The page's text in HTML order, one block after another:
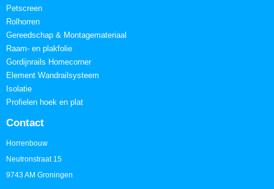
Petscreen
Rolhorren
Gereedschap & Montagemateriaal
Raam- en plakfolie
Gordijnrails Homecorner
Element Wandrailsysteem
Isolatie
Profielen hoek en plat
Contact
Horrenbouw
Neutronstraat 15
9743 AM Groningen